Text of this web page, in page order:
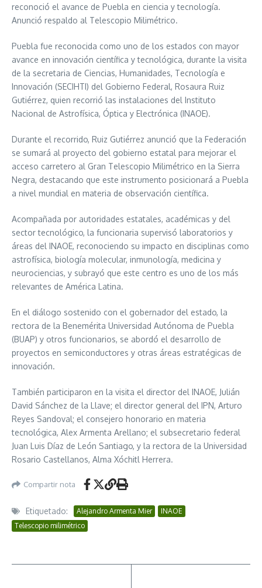
reconoció el avance de Puebla en ciencia y tecnología.
Anunció respaldo al Telescopio Milimétrico.
Puebla fue reconocida como uno de los estados con mayor
avance en innovación científica y tecnológica, durante la visita
de la secretaria de Ciencias, Humanidades, Tecnología e
Innovación (SECIHTI) del Gobierno Federal, Rosaura Ruiz
Gutiérrez, quien recorrió las instalaciones del Instituto
Nacional de Astrofísica, Óptica y Electrónica (INAOE).
Durante el recorrido, Ruiz Gutiérrez anunció que la Federación
se sumará al proyecto del gobierno estatal para mejorar el
acceso carretero al Gran Telescopio Milimétrico en la Sierra
Negra, destacando que este instrumento posicionará a Puebla
a nivel mundial en materia de observación científica.
Acompañada por autoridades estatales, académicas y del
sector tecnológico, la funcionaria supervisó laboratorios y
áreas del INAOE, reconociendo su impacto en disciplinas como
astrofísica, biología molecular, inmunología, medicina y
neurociencias, y subrayó que este centro es uno de los más
relevantes de América Latina.
En el diálogo sostenido con el gobernador del estado, la
rectora de la Benemérita Universidad Autónoma de Puebla
(BUAP) y otros funcionarios, se abordó el desarrollo de
proyectos en semiconductores y otras áreas estratégicas de
innovación.
También participaron en la visita el director del INAOE, Julián
David Sánchez de la Llave; el director general del IPN, Arturo
Reyes Sandoval; el consejero honorario en materia
tecnológica, Alex Armenta Arellano; el subsecretario federal
Juan Luis Díaz de León Santiago, y la rectora de la Universidad
Rosario Castellanos, Alma Xóchitl Herrera.
Compartir nota
Etiquetado: Alejandro Armenta Mier
INAOE
Telescopio milimétrico